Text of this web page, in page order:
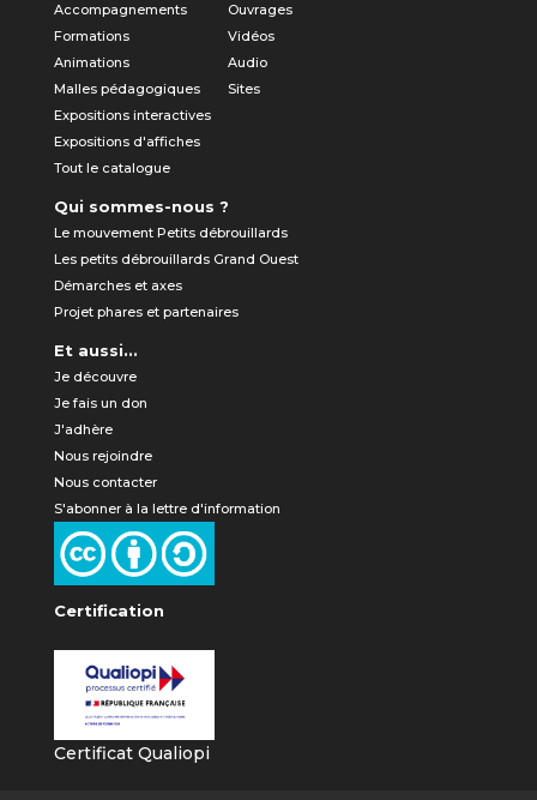
Accompagnements
Formations
Animations
Malles pédagogiques
Expositions interactives
Expositions d'affiches
Tout le catalogue
Ouvrages
Vidéos
Audio
Sites
Qui sommes-nous ?
Le mouvement Petits débrouillards
Les petits débrouillards Grand Ouest
Démarches et axes
Projet phares et partenaires
Et aussi...
Je découvre
Je fais un don
J'adhère
Nous rejoindre
Nous contacter
S'abonner à la lettre d'information
Certification
Certificat Qualiopi